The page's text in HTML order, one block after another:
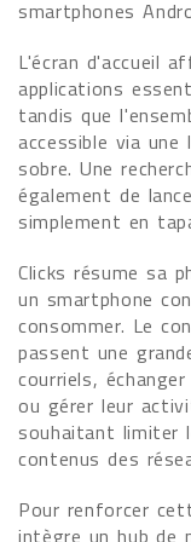
smartphones
L'écran d'accueil
applications
tandis que
accessible via
sobre. Une
également de
simplement en
Clicks résume sa
un smartphone
consommer. Le
passent une
courriels,
ou gérer leur
souhaitant limiter
contenus des
Pour renforcer